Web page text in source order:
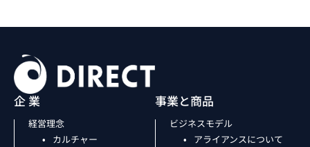
企 業
経営理念
カルチャー
事業と商品
ビジネスモデル
アライアンスについて